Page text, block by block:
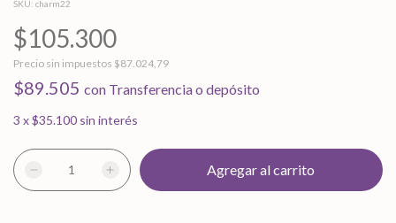
SKU: charm22
$105.300
Precio sin impuestos $87.024,79
$89.505 con Transferencia o depósito
3 x$35.100 sin interés